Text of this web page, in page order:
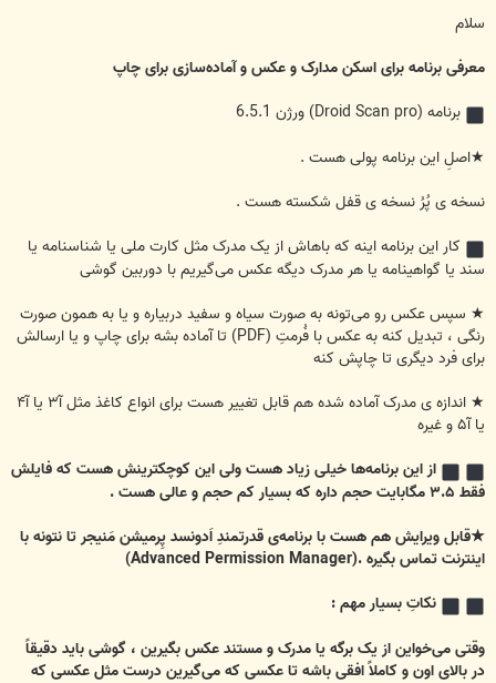
ت
سلام
معرفی برنامه برای اسکن مدارک و عکس و آماده‌سازی برای چاپ
برنامه (Droid Scan pro) ورژن 6.5.1
★اصلِ این برنامه پولی هست .
نسخه ی پُرُ نسخه ی قفل شکسته هست .
کار این برنامه اینه که باهاش از یک مدرک مثل کارت ملی یا شناسنامه یا
سند یا گواهینامه یا هر مدرک دیگه عکس می‌گیریم با دوربین گوشی
★ سپس عکس رو می‌تونه به صورت سیاه و سفید دربیاره و یا به همون صورت
رنگی ، تبدیل کنه به عکس با فُرمتِ (PDF) تا آماده بشه برای چاپ و یا ارسالش
برای فرد دیگری تا چاپش کنه
★ اندازه ی مدرک آماده شده هم قابل تغییر هست برای انواع کاغذ مثل آ۳ یا آ۴
یا آ۵ و غیره
از این برنامه‌ها خیلی زیاد هست ولی این کوچکترینش هست که فایلش
فقط ۳.۵ مگابایت حجم داره که بسیار کم حجم و عالی هست .
★قابل ویرایش هم هست با برنامه‌ی قدرتمندِ اَدونسد پِرمیشن مَنیجر تا نتونه با
اینترنت تماس بگیره .(Advanced Permission Manager)
نکاتِ بسیار مهم :
وقتی می‌خواین از یک برگه یا مدرک و مستند عکس بگیرین ، گوشی باید دقیقاً
در بالای اون و کاملاً افقی باشه تا عکسی که می‌گیرین درست مثل عکسی که